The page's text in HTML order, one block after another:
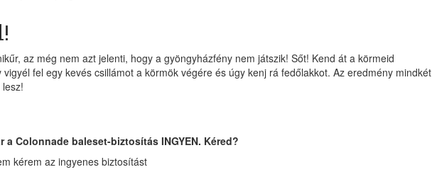
az még nem azt jelenti, hogy a gyöngyházfény nem játszik! Sőt! Kend át a körmeid
fel egy kevés csillámot a körmök végére és úgy kenj rá fedőlakkot. Az eredmény mindkét
Colonnade baleset-biztosítás INGYEN. Kéred?
kérem az ingyenes biztosítást